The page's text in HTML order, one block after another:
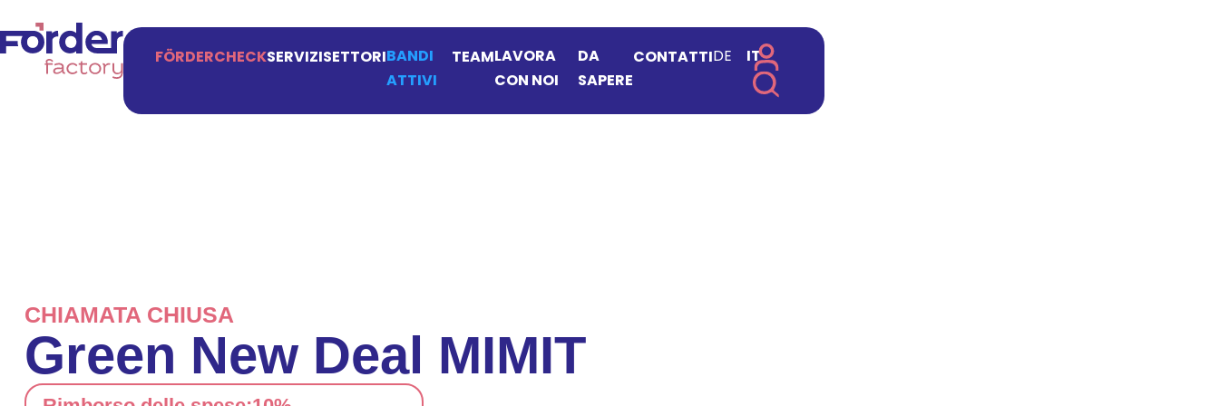
FÖRDERCHECKSERVIZISETTORIBANDI
ATTIVI
TEAMLAVORA
CON NOI
DA
SAPERE
CONTATTIDE IT
CHIAMATA CHIUSA
Green New Deal MIMIT